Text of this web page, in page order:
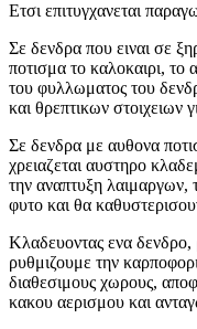
Ετσι επιτυγχανεται
Σε δενδρα που ειναι σε
ποτισμα το καλοκαιρι,
του φυλλωματος του
και θρεπτικων στοιχειων
Σε δενδρα με αυθονα
χρειαζεται αυστηρο
την αναπτυξη λαιμαργων,
φυτο και θα
Κλαδευοντας ενα δενδρο,
ρυθμιζουμε την
διαθεσιμους χωρους,
κακου αερισμου και